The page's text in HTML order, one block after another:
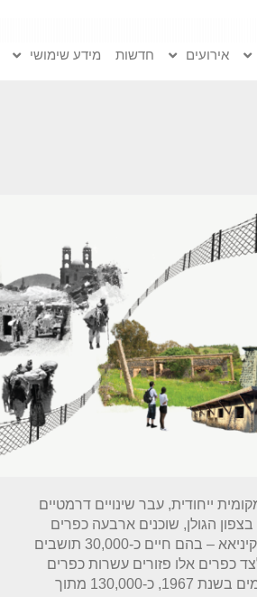
אירועים חדשות מידע שימושי
ייחודית, עבר שינויים דרמטיים
בצפון הגולן, שוכנים ארבעה כפרים
דרוזיים – מג'דל שמס, בוקעאתא, מסעדה ועין קיניאא – בהם חיים כ-30,000 תושבים
כפרים אלו פזורים עשרות כפרים
מרוקנים, אשר ריקנו במהלך מלחמת ששת הימים בשנת 1967, כ-130,000 מתוך